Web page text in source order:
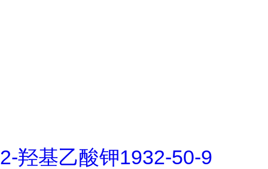
2-羟基乙酸钾1932-50-9